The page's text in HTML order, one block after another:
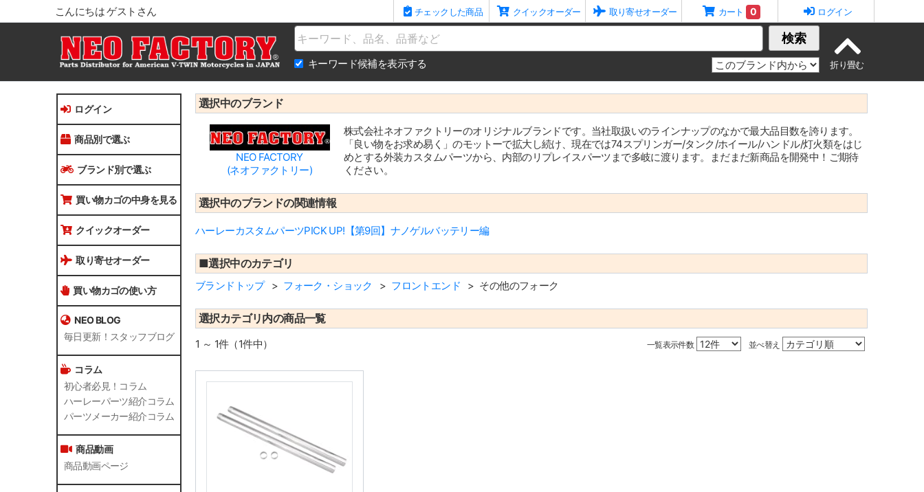
こんにちは ゲストさん チェックした商品 クイックオーダー 取り寄せオーダー カート 0 ログイン
Name 検索
キーワード候補を表示する
ログイン
商品別で選ぶ
ブランド別で選ぶ
買い物カゴの中身を見る
クイックオーダー
取り寄せオーダー
買い物カゴの使い方
NEO BLOG
毎日更新！スタッフブログ
コラム
初心者必見！コラム
ハーレーパーツ紹介コラム
パーツメーカー紹介コラム
商品動画
商品動画ページ
選択中のブランド
NEO FACTORY
(ネオファクトリー)
株式会社ネオファクトリーのオリジナルブランドです。当社取扱いのラインナップのなかで最大品目数を誇ります。
「良い物をお求め易く」のモットーで拡大し続け、現在では74スプリンガー/タンク/ホイール/ハンドル/灯火類をはじ
めとする外装カスタムパーツから、内部のリプレイスパーツまで多岐に渡ります。まだまだ新商品を開発中！ご期待
ください。
選択中のブランドの関連情報
ハーレーカスタムパーツPICK UP!【第9回】ナノゲルバッテリー編
■選択中のカテゴリ
ブランドトップ フォーク・ショック フロントエンド その他のフォーク
選択カテゴリ内の商品一覧
一覧表示件数 並べ替え
1 ～ 1件（1件中）